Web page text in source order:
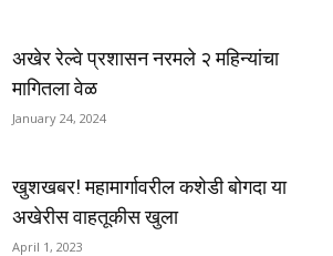
अखेर रेल्वे प्रशासन नरमले २ महिन्यांचा
मागितला वेळ
January 24, 2024
खुशखबर! महामार्गावरील कशेडी बोगदा या
अखेरीस वाहतूकीस खुला
April 1, 2023